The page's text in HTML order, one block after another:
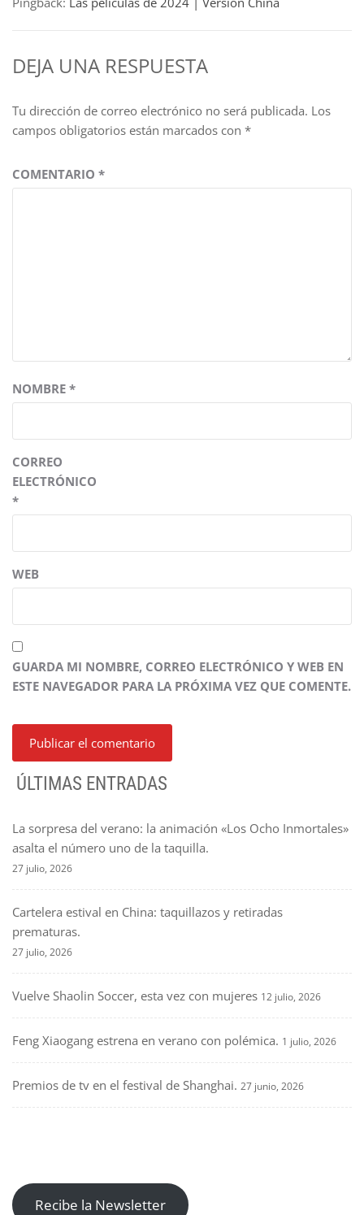
DEJA UNA RESPUESTA
Tu dirección de correo electrónico no será publicada. Los
campos obligatorios están marcados con *
COMENTARIO *
NOMBRE *
CORREO
ELECTRÓNICO
*
WEB
GUARDA MI NOMBRE, CORREO ELECTRÓNICO Y WEB EN
ESTE NAVEGADOR PARA LA PRÓXIMA VEZ QUE COMENTE.
ÚLTIMAS ENTRADAS
La sorpresa del verano: la animación «Los Ocho Inmortales»
asalta el número uno de la taquilla.
27 julio, 2026
Cartelera estival en China: taquillazos y retiradas
prematuras.
27 julio, 2026
Vuelve Shaolin Soccer, esta vez con mujeres 12 julio, 2026
Feng Xiaogang estrena en verano con polémica. 1 julio, 2026
Premios de tv en el festival de Shanghai. 27 junio, 2026
Recibe la Newsletter